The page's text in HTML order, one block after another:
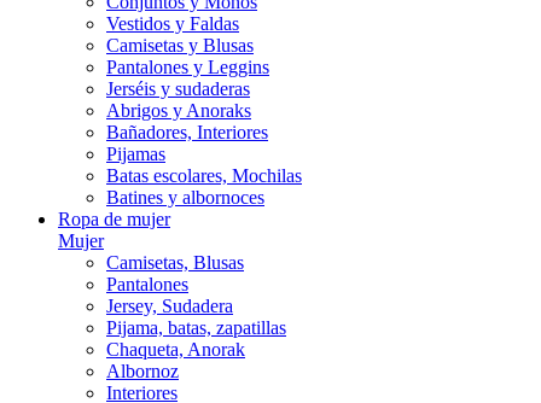
Vestidos y Faldas
Camisetas y Blusas
Pantalones y Leggins
Jerséis y sudaderas
Abrigos y Anoraks
Bañadores, Interiores
Pijamas
Batas escolares, Mochilas
Batines y albornoces
Ropa de mujer
Mujer
Camisetas, Blusas
Pantalones
Jersey, Sudadera
Pijama, batas, zapatillas
Chaqueta, Anorak
Albornoz
Interiores